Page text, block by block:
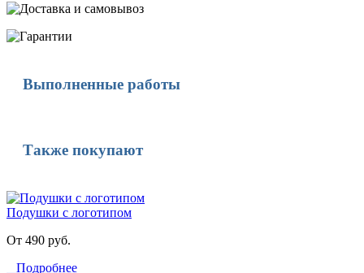
Выполненные работы
Также покупают
Подушки с логотипом
От 490 руб.
Подробнее